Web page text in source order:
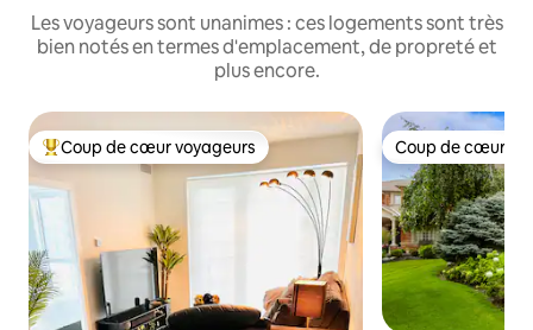
Les voyageurs sont unanimes : ces logements sont très
bien notés en termes d'emplacement, de propreté et
plus encore.
Coups de cœur voyageurs les plus appréciés
Coup de cœur voyageurs Coup de cœur
Coup de cœur